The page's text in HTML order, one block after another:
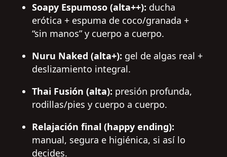
Soapy Espumoso (alta++): ducha
erótica + espuma de coco/granada +
“sin manos” y cuerpo a cuerpo.
Nuru Naked (alta+): gel de algas real +
deslizamiento integral.
Thai Fusión (alta): presión profunda,
rodillas/pies y cuerpo a cuerpo.
Relajación final (happy ending):
manual, segura e higiénica, si así lo
decides.